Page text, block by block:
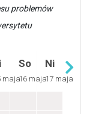
problemów
maja
So
16 maja
Ni
17 maja